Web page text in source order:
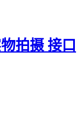
拍摄 接口